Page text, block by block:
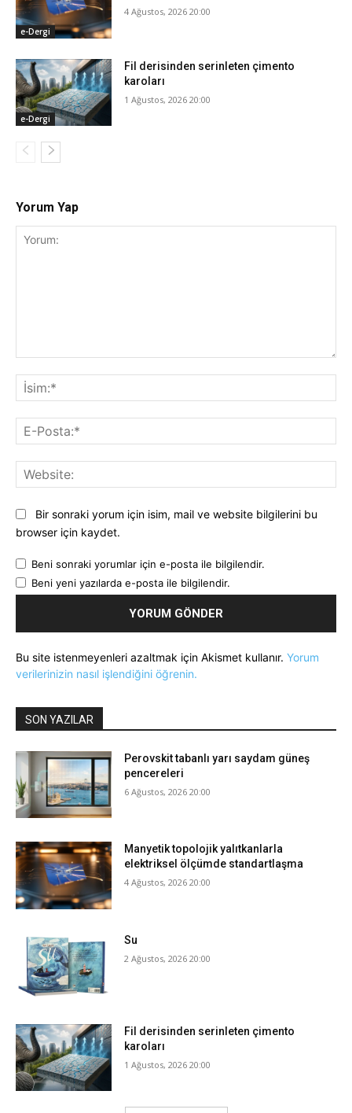
e-Dergi
4 Ağustos, 2026 20:00
e-Dergi
Fil derisinden serinleten çimento
karoları
1 Ağustos, 2026 20:00
Yorum Yap
Bir sonraki yorum için isim, mail ve website bilgilerini bu
browser için kaydet.
Beni sonraki yorumlar için e-posta ile bilgilendir.
Beni yeni yazılarda e-posta ile bilgilendir.
Bu site istenmeyenleri azaltmak için Akismet kullanır. Yorum
verilerinizin nasıl işlendiğini öğrenin.
SON YAZILAR
Perovskit tabanlı yarı saydam güneş
pencereleri
6 Ağustos, 2026 20:00
Manyetik topolojik yalıtkanlarla
elektriksel ölçümde standartlaşma
4 Ağustos, 2026 20:00
Su
2 Ağustos, 2026 20:00
Fil derisinden serinleten çimento
karoları
1 Ağustos, 2026 20:00